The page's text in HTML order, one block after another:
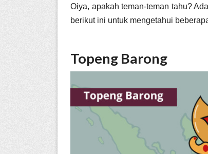
Oiya, apakah teman-teman tahu?
berikut ini untuk mengetahui
Topeng Barong